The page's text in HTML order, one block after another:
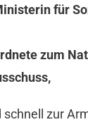
für
zum
zur